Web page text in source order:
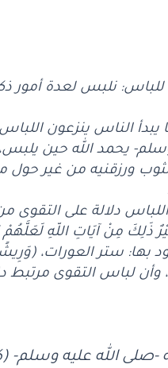
نلبس لعدة أمور
يبدأ الناس ينزعون
يحمد الله حين
ورزقنيه من غير حول
دلالة على التقوى من
مِنْ آيَاتِ اللّهِ
بها: ستر العورات،
لباس التقوى مرتبط
-صلى الله عليه وسلم-